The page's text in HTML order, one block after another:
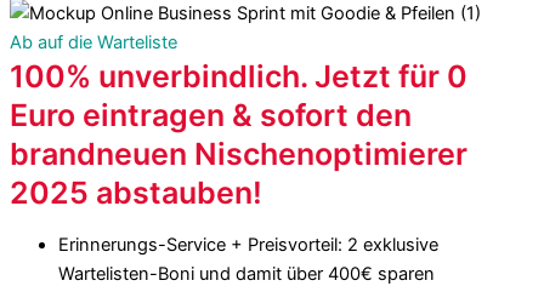
Ab auf die Warteliste
100% unverbindlich. Jetzt für 0
Euro eintragen & sofort den
brandneuen Nischenoptimierer
2025 abstauben!
Erinnerungs-Service + Preisvorteil: 2 exklusive
Wartelisten-Boni und damit über 400€ sparen